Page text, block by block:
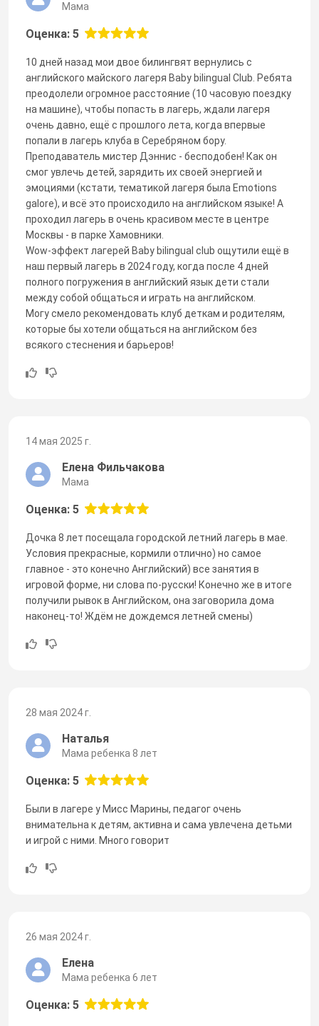
Мама
Оценка: 5
10 дней назад мои двое билингвят вернулись с
английского майского лагеря Baby bilingual Club. Ребята
преодолели огромное расстояние (10 часовую поездку
на машине), чтобы попасть в лагерь, ждали лагеря
очень давно, ещё с прошлого лета, когда впервые
попали в лагерь клуба в Серебряном бору.
Преподаватель мистер Дэннис - бесподобен! Как он
смог увлечь детей, зарядить их своей энергией и
эмоциями (кстати, тематикой лагеря была Emotions
galore), и всё это происходило на английском языке! А
проходил лагерь в очень красивом месте в центре
Москвы - в парке Хамовники.
Wow-эффект лагерей Baby bilingual club ощутили ещё в
наш первый лагерь в 2024 году, когда после 4 дней
полного погружения в английский язык дети стали
между собой общаться и играть на английском.
Могу смело рекомендовать клуб деткам и родителям,
которые бы хотели общаться на английском без
всякого стеснения и барьеров!
14 мая 2025 г.
Елена Фильчакова
Мама
Оценка: 5
Дочка 8 лет посещала городской летний лагерь в мае.
Условия прекрасные, кормили отлично) но самое
главное - это конечно Английский) все занятия в
игровой форме, ни слова по-русски! Конечно же в итоге
получили рывок в Английском, она заговорила дома
наконец-то! Ждём не дождемся летней смены)
28 мая 2024 г.
Наталья
Мама ребенка 8 лет
Оценка: 5
Были в лагере у Мисс Марины, педагог очень
внимательна к детям, активна и сама увлечена детьми
и игрой с ними. Много говорит
26 мая 2024 г.
Елена
Мама ребенка 6 лет
Оценка: 5